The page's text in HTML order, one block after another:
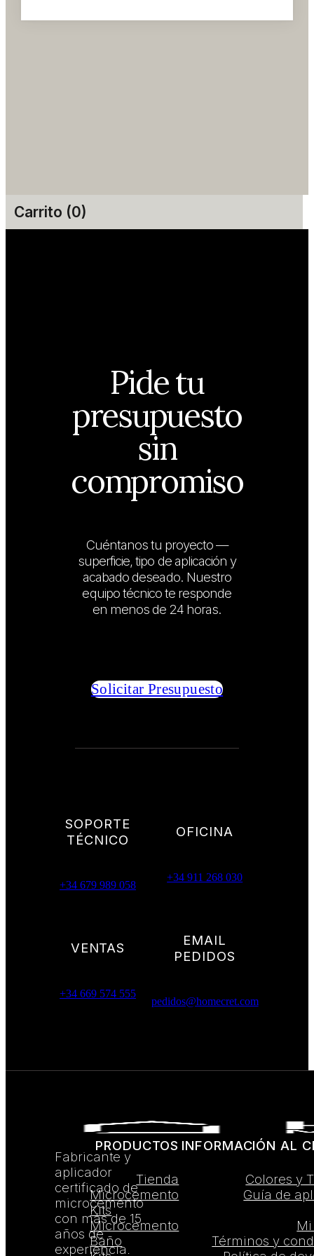
Carrito (0)
Pidetu
presupuesto
sin
compromiso
Cuéntanos tu proyecto —
superficie, tipo de aplicación y
acabado deseado. Nuestro
equipo técnico te responde
en menos de 24 horas.
Solicitar Presupuesto
SOPORTE
TÉCNICO
+34 679 989 058
OFICINA
+34 911 268 030
VENTAS
+34 669 574 555
EMAIL
PEDIDOS
pedidos@homecret.com
Fabricante y
aplicador
certificado de
microcemento
con más de 15
años de
experiencia.
PRODUCTOS
Tienda
Microcemento
Kits
Microcemento
Baño
INFORMACIÓN AL
Colores y
Guía de
Términos y